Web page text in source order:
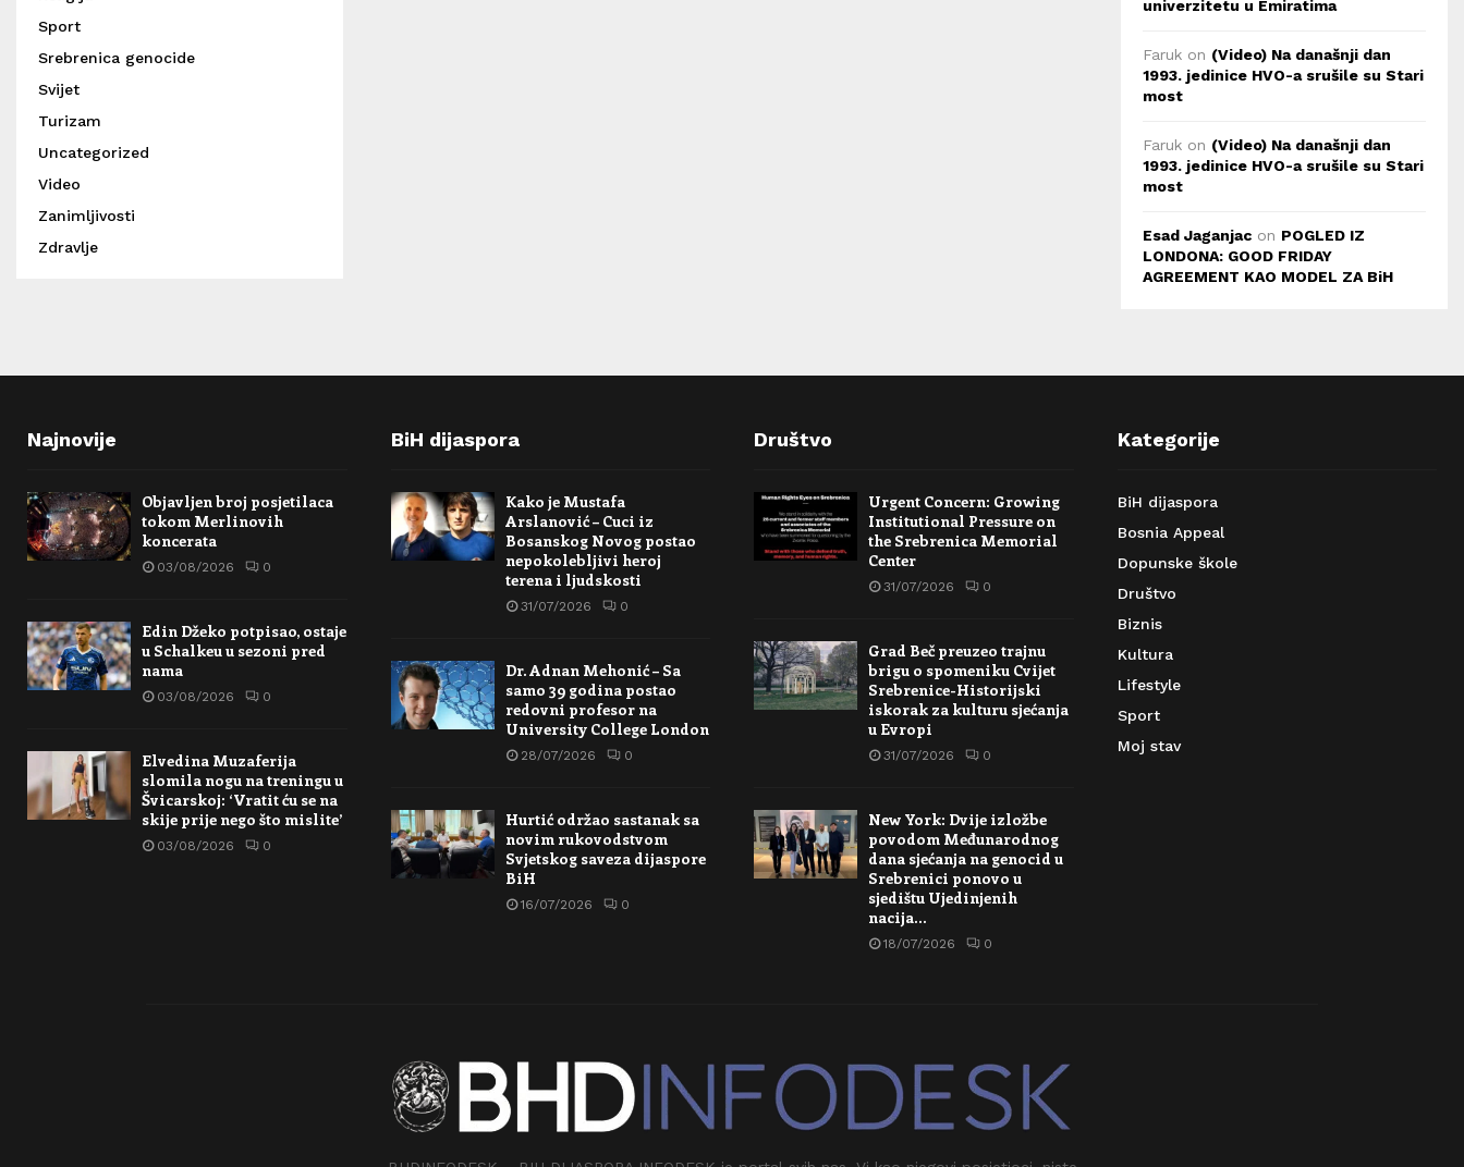
Sport
Srebrenica genocide
Svijet
Turizam
Uncategorized
Video
Zanimljivosti
Zdravlje
univerzitetu u Emiratima
Faruk on (Video) Na današnji dan
1993. jedinice HVO-a srušile su Stari
most
Faruk on (Video) Na današnji dan
1993. jedinice HVO-a srušile su Stari
most
Esad Jaganjac on POGLED IZ
LONDONA: GOOD FRIDAY
AGREEMENT KAO MODEL ZA BiH
Najnovije
Objavljen broj posjetilaca
tokom Merlinovih
koncerata
03/08/2026 0
Edin Džeko potpisao, ostaje
u Schalkeu u sezoni pred
nama
03/08/2026 0
Elvedina Muzaferija
slomila nogu na treningu u
Švicarskoj: ‘Vratit ću se na
skije prije nego što mislite’
03/08/2026 0
BiH dijaspora
Kako je Mustafa
Arslanović – Cuci iz
Bosanskog Novog postao
nepokolebljivi heroj
terena i ljudskosti
31/07/2026 0
Dr. Adnan Mehonić – Sa
samo 39 godina postao
redovni profesor na
University College London
28/07/2026 0
Hurtić održao sastanak sa
novim rukovodstvom
Svjetskog saveza dijaspore
BiH
16/07/2026 0
Društvo
Urgent Concern: Growing
Institutional Pressure on
the Srebrenica Memorial
Center
31/07/2026 0
Grad Beč preuzeo trajnu
brigu o spomeniku Cvijet
Srebrenice-Historijski
iskorak za kulturu sjećanja
u Evropi
31/07/2026 0
New York: Dvije izložbe
povodom Međunarodnog
dana sjećanja na genocid u
Srebrenici ponovo u
sjedištu Ujedinjenih
nacija…
18/07/2026 0
Kategorije
BiH dijaspora
Bosnia Appeal
Dopunske škole
Društvo
Biznis
Kultura
Lifestyle
Sport
Moj stav